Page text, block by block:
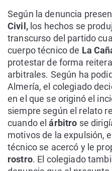
Según la denuncia
Civil, los hechos se
transcurso del partido
cuerpo técnico de La
protestar de forma
arbitrales. Según ha
Almería, el colegiado
en el que se originó el
siempre según el relato
cuando elárbitro se
motivos de la expulsión,
técnico se acercó y le
rostro. El colegiado